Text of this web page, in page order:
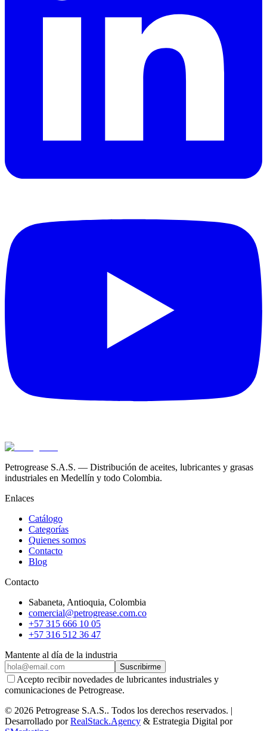
Petrogrease S.A.S. — Distribución de aceites, lubricantes y grasas
industriales en Medellín y todo Colombia.
Enlaces
Catálogo
Categorías
Quienes somos
Contacto
Blog
Contacto
Sabaneta, Antioquia, Colombia
comercial@petrogrease.com.co
+57 315 666 10 05
+57 316 512 36 47
Mantente al día de la industria
Suscribirme
Acepto recibir novedades de lubricantes industriales y
comunicaciones de Petrogrease.
© 2026 Petrogrease S.A.S.. Todos los derechos reservados. |
Desarrollado por RealStack.Agency & Estrategia Digital por